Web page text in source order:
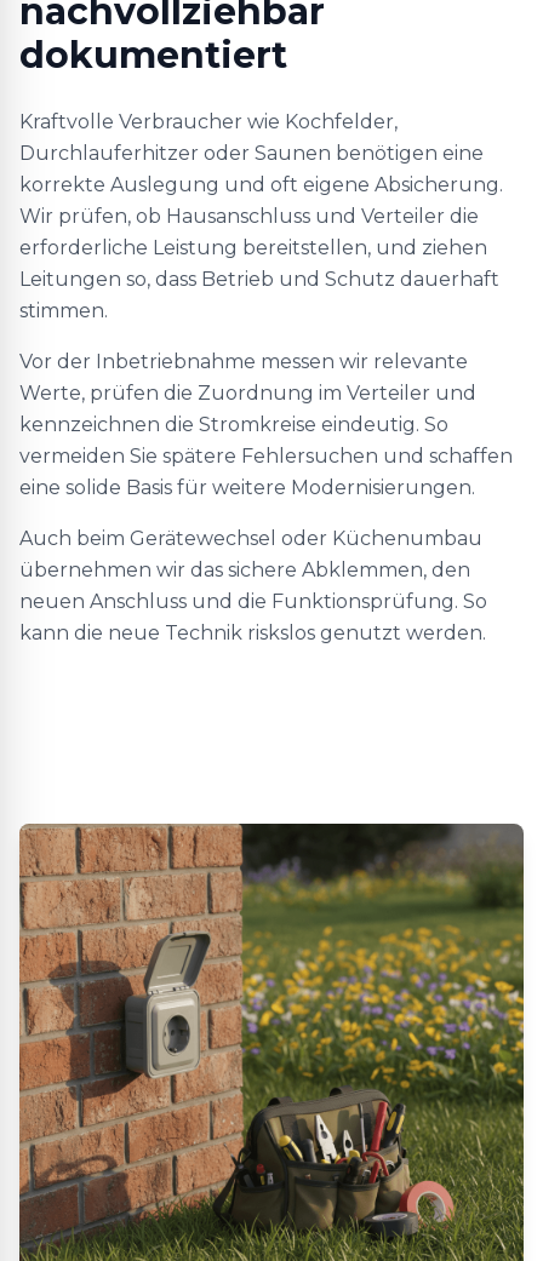
nachvollziehbar
dokumentiert
Kraftvolle Verbraucher wie Kochfelder,
Durchlauferhitzer oder Saunen benötigen eine
korrekte Auslegung und oft eigene Absicherung.
Wir prüfen, ob Hausanschluss und Verteiler die
erforderliche Leistung bereitstellen, und ziehen
Leitungen so, dass Betrieb und Schutz dauerhaft
stimmen.
Vor der Inbetriebnahme messen wir relevante
Werte, prüfen die Zuordnung im Verteiler und
kennzeichnen die Stromkreise eindeutig. So
vermeiden Sie spätere Fehlersuchen und schaffen
eine solide Basis für weitere Modernisierungen.
Auch beim Gerätewechsel oder Küchenumbau
übernehmen wir das sichere Abklemmen, den
neuen Anschluss und die Funktionsprüfung. So
kann die neue Technik riskslos genutzt werden.